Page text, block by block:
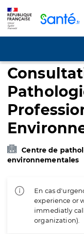
Centre de
environnementales
En cas
experience or
immediatly
organization).